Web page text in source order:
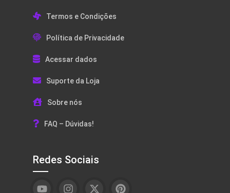
Termos e Condições
Política de Privacidade
Acessar dados
Suporte da Loja
Sobre nós
FAQ – Dúvidas!
Redes Sociais